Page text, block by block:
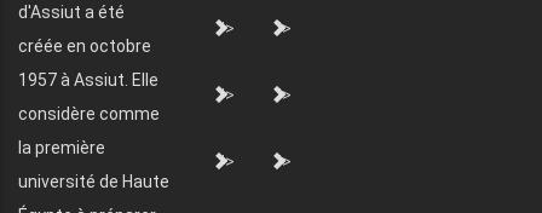
d'Assiut a été
créée en octobre
1957 à Assiut. Elle
considère comme
la première
université de Haute
"> ">
"> ">
"> ">